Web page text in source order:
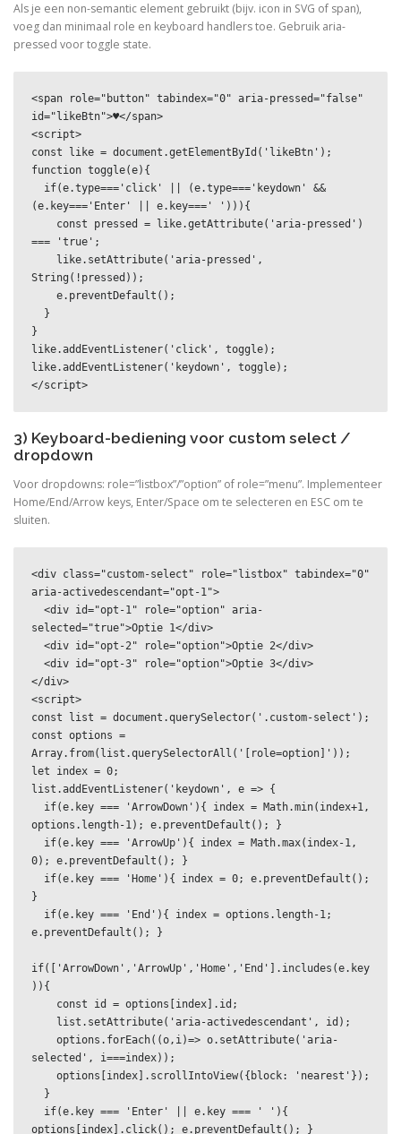
Als je een non-semantic element gebruikt (bijv. icon in SVG of span),
voeg dan minimaal role en keyboard handlers toe. Gebruik aria-
pressed voor toggle state.
<span role="button" tabindex="0" aria-pressed="false"
id="likeBtn">♥</span>
<script>
const like = document.getElementById('likeBtn');
function toggle(e){
(e.key==='Enter' || e.key===' '))){
=== 'true';
String(!pressed));
}
like.addEventListener('click', toggle);
like.addEventListener('keydown', toggle);
</script>
3) Keyboard-bediening voor custom select /
dropdown
Voor dropdowns: role=”listbox”/”option” of role=”menu”. Implementeer
Home/End/Arrow keys, Enter/Space om te selecteren en ESC om te
sluiten.
<div class="custom-select" role="listbox" tabindex="0"
aria-activedescendant="opt-1">
selected="true">Optie 1</div>
</div>
<script>
const list = document.querySelector('.custom-select');
const options =
Array.from(list.querySelectorAll('[role=option]'));
let index = 0;
list.addEventListener('keydown', e => {
options.length-1); e.preventDefault(); }
0); e.preventDefault(); }
}
e.preventDefault(); }
if(['ArrowDown','ArrowUp','Home','End'].includes(e.key
)){
selected', i===index));
options[index].click(); e.preventDefault(); }